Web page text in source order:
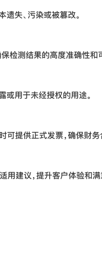
失、污染或被篡改。
检测结果的高度准确性和
或用于未经授权的用途。
可提供正式发票，确保财务
建议，提升客户体验和满